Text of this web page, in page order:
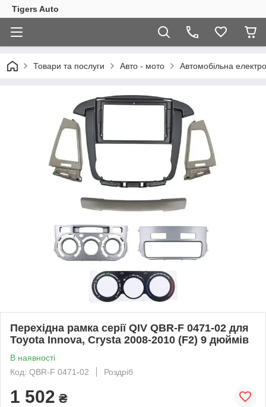
Tigers Auto
Товари та послуги Авто - мото Автомобільна
Перехідна рамка серії QIV QBR-F 0471-02 для
Toyota Innova, Crysta 2008-2010 (F2) 9 дюймів
В наявності
Код: QBR-F 0471-02
Роздріб
1 502 ₴